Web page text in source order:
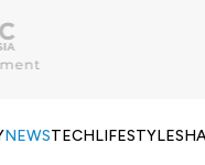
NEWSTECHLIFESTYLE